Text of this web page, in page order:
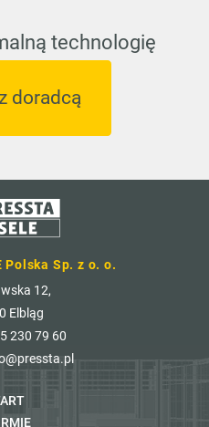
technologię
doradcą
Polska Sp. z o. o.
12,
Elbląg
230 79 60